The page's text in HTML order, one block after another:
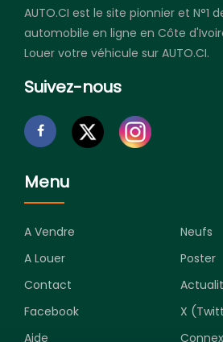
AUTO.CI est le site pionnier et N°1
automobile en ligne en Côte
Louer votre véhicule sur AUTO.CI.
Suivez-nous
Menu
A Vendre
Neufs
A Louer
Poster
Contact
Facebook
X
Aide